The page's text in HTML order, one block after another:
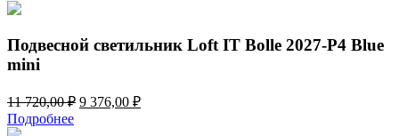
920,00 ₽.
Подвесной светильник Loft IT Bolle 2027-P4 Blue
mini
11 720,00₽ Первоначальная
9 376,00 ₽Текущая
Подробнее